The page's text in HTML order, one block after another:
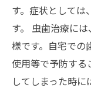
す。症状としては
す。 虫歯治療に
様です。自宅での
使用等で予防する
してしまった時